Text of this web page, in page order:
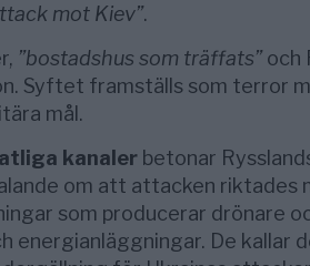
mot Kiev”.
”bostadshus som träffats”och
Syftet framställs som terror
mål.
kanalerbetonar
om att attacken riktades
som producerar drönare
energianläggningar. De kallar